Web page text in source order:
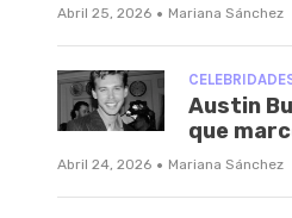
Abril 25, 2026 · Mariana Sánchez
Austin
que
Abril 24, 2026 · Mariana Sánchez